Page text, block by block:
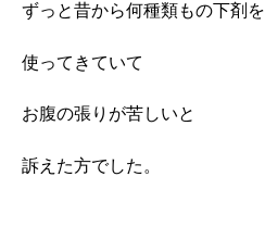
ずっと昔から何種類もの下剤を
使ってきていて
お腹の張りが苦しいと
訴えた方でした。